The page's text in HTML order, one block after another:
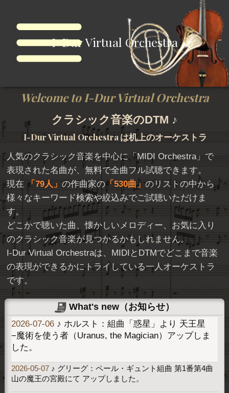
I-Dur Virtual Orchestra
Welcome to I-Dur Virtual Orchestra
クラシック音楽のDTM ♪
I-Dur Virtual Orchestra は机上のオーケストラ
人気のクラシック音楽を中心に「MIDI Orchestra」で
表現された名曲が、無料で全曲フル試聴できます。
現在
79人 の作曲家の 530曲
のリストの中から
様々なキーワード検索や絞込みでご試聴いただけま
す。
どこかで聴いた曲、懐かしいメロディー、お気に入り
のクラシック音楽が見つかるかもしれません。
I-Dur Virtual Orchestraは、MIDIとDTMでどこまで音楽
の表現ができるかにトライしている一人オーケストラ
です。
What's new（お知らせ）
2026-07-06 ♪ ホルスト：組曲「惑星」より 天王星
−魔術を使う者（Uranus, the Magician）アップしま
した。
2026-05-07 ♪ グリーグ：ペール・ギュント組曲 第1番第4曲
山の魔王の宮殿にて アップしました。